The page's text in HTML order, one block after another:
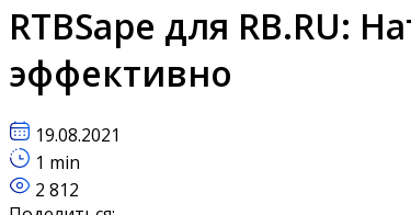
RTBSape для RB.RU:
эффективно
19.08.2021
1 min
2 812